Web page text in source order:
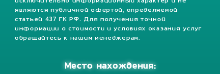
являются публичной офертой, определяемой
статьей 437 ГК РФ. Для получения точной
информации о стоимости и условиях оказания услуг
обращайтесь к нашим менеджерам.
Место нахождения: